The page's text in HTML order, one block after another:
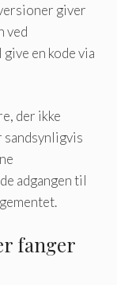
giver
ved
en kode via
der ikke
adgangen til
fanger